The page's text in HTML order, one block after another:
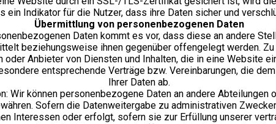
ein Indikator für die Nutzer, dass ihre Daten sicher und
Übermittlung von personenbezogenen Daten
Daten kommt es vor, dass diese an andere
beziehungsweise ihnen gegenüber offengelegt werden.
Anbieter von Diensten und Inhalten, die in eine Website
entsprechende Verträge bzw. Vereinbarungen, die
Ihrer Daten ab.
Wir können personenbezogene Daten an andere Abteilungen
Sofern die Datenweitergabe zu administrativen
Interessen oder erfolgt, sofern sie zur Erfüllung unserer